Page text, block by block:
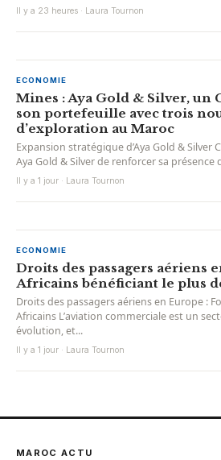
Il y a 23 heures · Laura Tournon
ECONOMIE
Mines : Aya Gold & Silver, un
son portefeuille avec trois
d’exploration au Maroc
Expansion stratégique d’Aya Gold &
Aya Gold & Silver de renforcer sa présence
Il y a 1 jour · Laura Tournon
ECONOMIE
Droits des passagers aériens
Africains bénéficiant le plus
Droits des passagers aériens en Europe :
Africains L’aviation commerciale est un
évolution, et...
Il y a 1 jour · Laura Tournon
MAROC ACTU